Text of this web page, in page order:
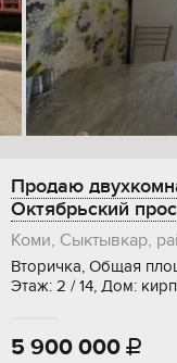
Продаю
Октябрьский
Коми, Сыктывкар,
Вторичка, Общая
Этаж: 2 / 14, Дом:
5 900 000 